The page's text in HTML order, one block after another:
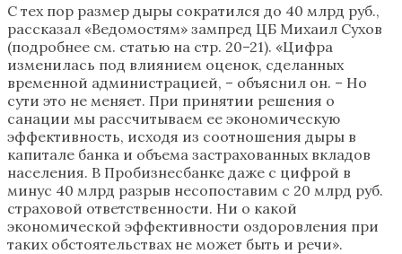
С тех пор размер дыры сократился до 40 млрд руб.,
рассказал «Ведомостям» зампред ЦБ Михаил Сухов
(подробнее см. статью на стр. 20–21). «Цифра
изменилась под влиянием оценок, сделанных
временной администрацией, – объяснил он. – Но
сути это не меняет. При принятии решения о
санации мы рассчитываем ее экономическую
эффективность, исходя из соотношения дыры в
капитале банка и объема застрахованных вкладов
населения. В Пробизнесбанке даже с цифрой в
минус 40 млрд разрыв несопоставим с 20 млрд руб.
страховой ответственности. Ни о какой
экономической эффективности оздоровления при
таких обстоятельствах не может быть и речи».